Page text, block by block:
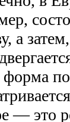
а
— это